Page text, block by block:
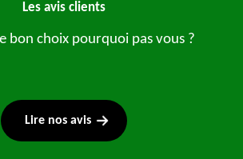
Les avis clients
bon choix pourquoi pas vous ?
Lire nos avis